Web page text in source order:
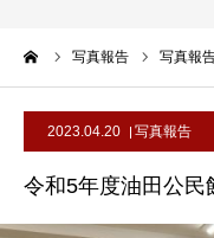
写真報告 写真報
2023.04.20 写真報告
令和5年度油田公民